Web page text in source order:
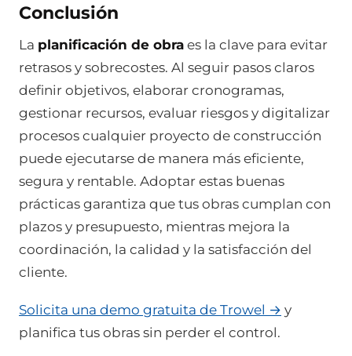
Conclusión
La planificación de obra es la clave para evitar
retrasos y sobrecostes. Al seguir pasos claros
definir objetivos, elaborar cronogramas,
gestionar recursos, evaluar riesgos y digitalizar
procesos cualquier proyecto de construcción
puede ejecutarse de manera más eficiente,
segura y rentable. Adoptar estas buenas
prácticas garantiza que tus obras cumplan con
plazos y presupuesto, mientras mejora la
coordinación, la calidad y la satisfacción del
cliente.
Solicita una demo gratuita de Trowel → y
planifica tus obras sin perder el control.